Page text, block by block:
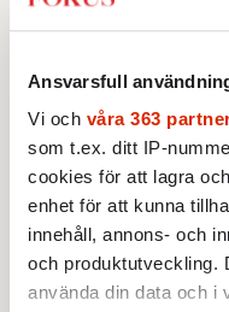
Ansvarsfull
Vi och våra 363
som t.ex. ditt IP-
cookies för att lagra
enhet för att kunna
innehåll, annons- och
och produktutveckling.
använda din data och i